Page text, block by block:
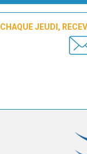
CHAQUE JEUDI,